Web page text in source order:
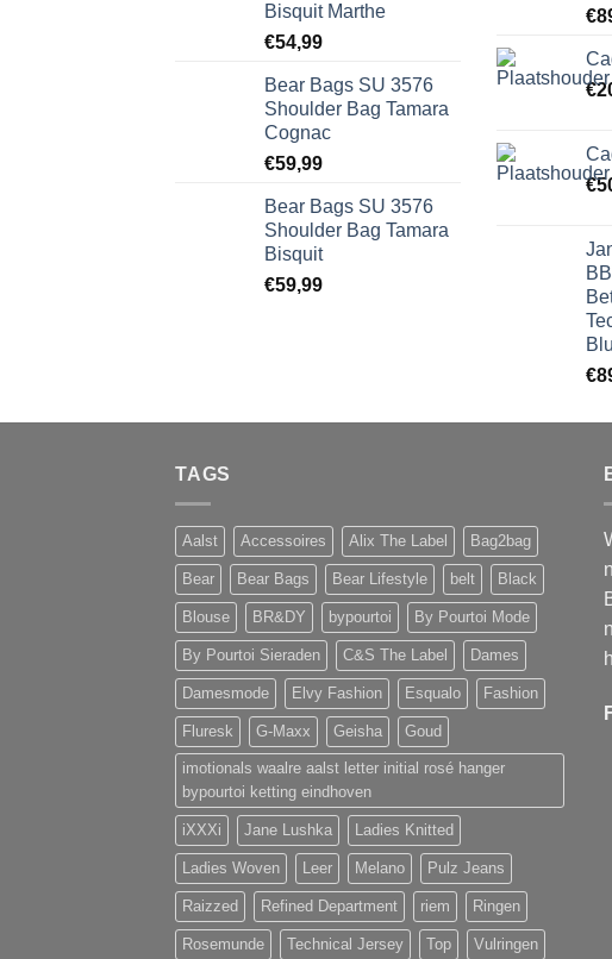
Bisquit Marthe
€54,99
Bear Bags SU 3576
Shoulder Bag Tamara
Cognac
€59,99
Bear Bags SU 3576
Shoulder Bag Tamara
Bisquit
€59,99
€
€
€
€
TAGS
Aalst Accessoires Alix The Label Bag2bag
Bear Bear Bags Bear Lifestyle belt Black
Blouse BR&DY bypourtoi By Pourtoi Mode
By Pourtoi Sieraden C&S The Label Dames
Damesmode Elvy Fashion Esqualo Fashion
Fluresk G-Maxx Geisha Goud
imotionals waalre aalst letter initial rosé hanger
bypourtoi ketting eindhoven
iXXXi Jane Lushka Ladies Knitted
Ladies Woven Leer Melano Pulz Jeans
Raizzed Refined Department riem Ringen
Rosemunde Technical Jersey Top Vulringen